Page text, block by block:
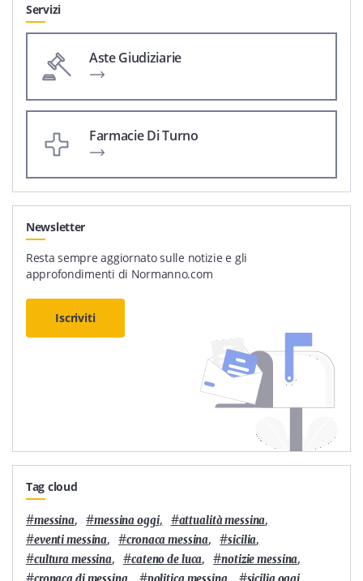
Servizi
Aste Giudiziarie
Farmacie Di Turno
Newsletter
Resta sempre aggiornato sulle notizie e gli
approfondimenti di Normanno.com
Iscriviti
Tag cloud
#messina, #messina oggi, #attualità messina,
#eventi messina, #cronaca messina, #sicilia,
#cultura messina, #cateno de luca, #notizie messina,